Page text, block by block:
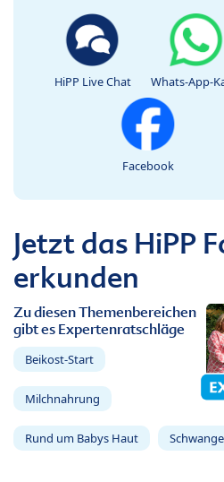
HiPP Live Chat Whats-App-
Facebook
Jetzt das HiPP
erkunden
Zu diesen Themenbereichen
gibt es Expertenratschläge
Beikost-Start
Milchnahrung
Rund um Babys Haut